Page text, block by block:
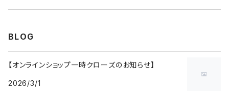
BLOG
【オンラインショップ一時クローズのお知らせ】
2026/3/1